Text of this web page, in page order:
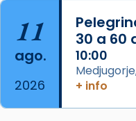
View on Facebook · Share
Arquebisbat
2 weeks ago
11
ago.
2026
30 a 60
10:00
+ info